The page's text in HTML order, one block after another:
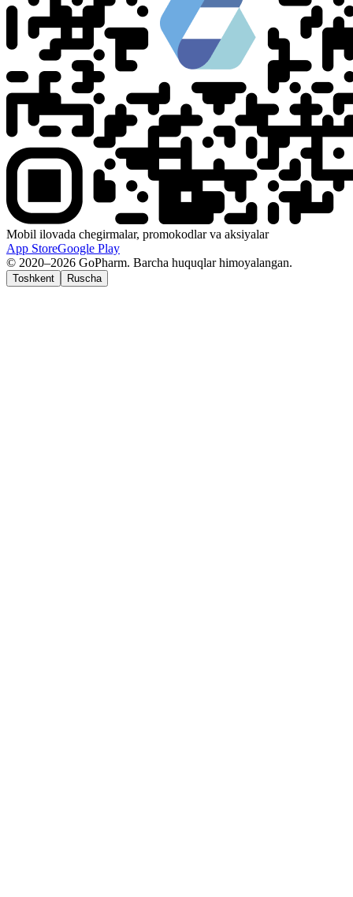
Mobil ilovada chegirmalar, promokodlar va aksiyalar
App StoreGoogle Play
© 2020–2026 GoPharm. Barcha huquqlar himoyalangan.
Toshkent Ruscha